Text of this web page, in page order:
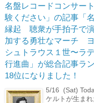
名盤レコードコンサー
験ください」の記事「
縁起 聴衆が手拍子で
加する勇壮なマーチ ヨ
シュトラウス１世〜ラ
行進曲」が総合記事ラ
18位になりました！
5/16 (Sat)
ケルトが生ま